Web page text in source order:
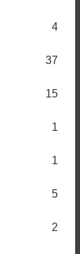
4
37
15
1
1
5
2